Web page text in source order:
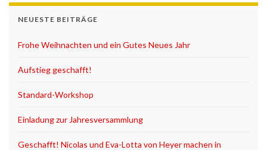
NEUESTE BEITRÄGE
Frohe Weihnachten und ein Gutes Neues Jahr
Aufstieg geschafft!
Standard-Workshop
Einladung zur Jahresversammlung
Geschafft! Nicolas und Eva-Lotta von Heyer machen in